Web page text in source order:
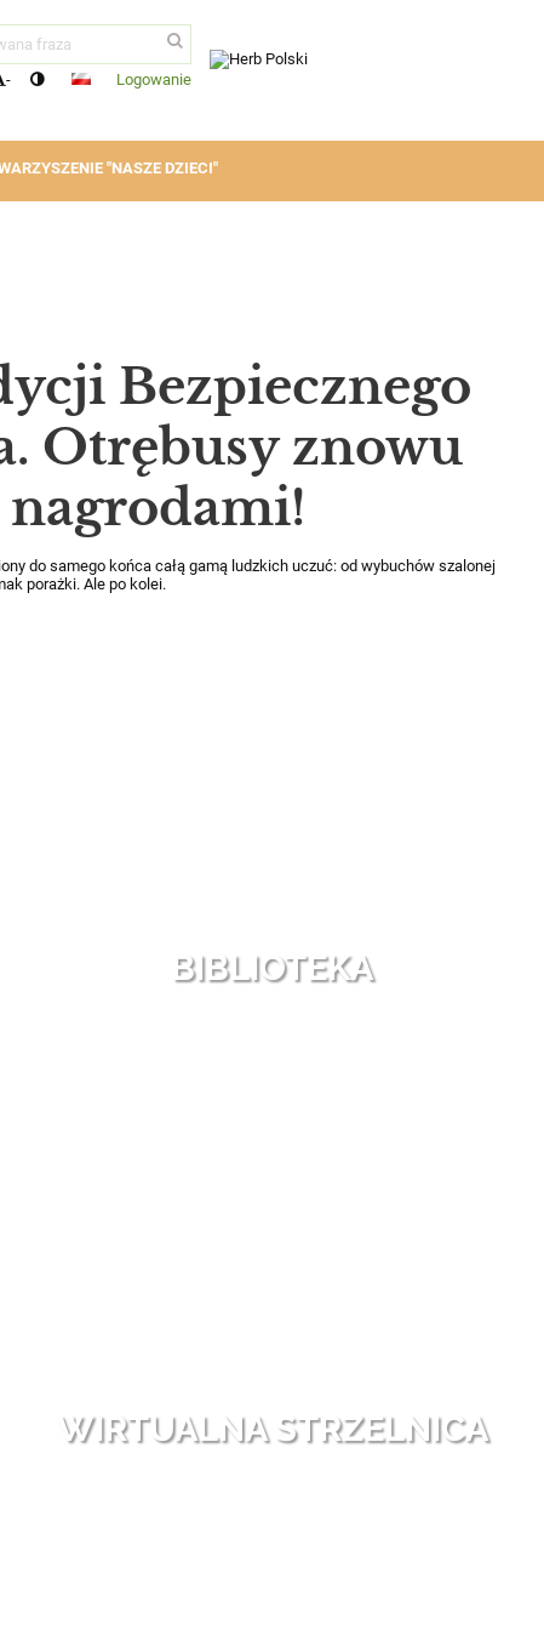
- Logowanie
"NASZE DZIECI"
Bezpiecznego
Otrębusy znowu
nagrodami!
do samego końca całą gamą ludzkich uczuć: od wybuchów szalonej
porażki. Ale po kolei.
BIBLIOTEKA
WIRTUALNA STRZELNICA